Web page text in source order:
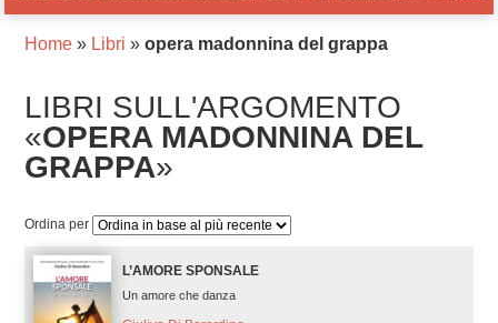
Home» Libri » opera madonnina del grappa
LIBRI SULL'ARGOMENTO
«OPERA MADONNINA DEL
GRAPPA»
Ordina per
L’AMORE SPONSALE
Un amore che danza